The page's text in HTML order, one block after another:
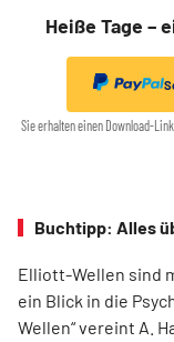
Heiße Tage –
Sie erhalten einen Download-
Buchtipp: Alles
Elliott-Wellen sind
ein Blick in die
Wellen“ vereint A.